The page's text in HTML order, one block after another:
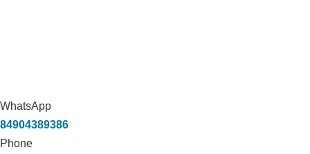
WhatsApp
84904389386
Phone